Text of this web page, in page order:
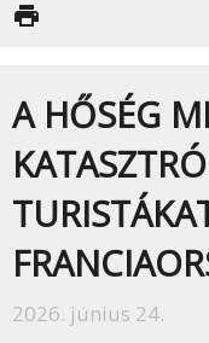
print
A HŐSÉG
2026. június 24.